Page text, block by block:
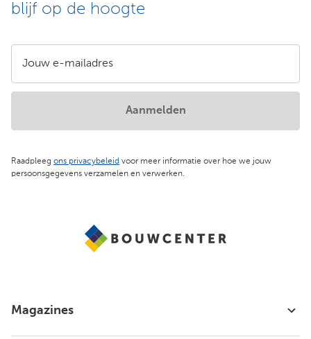
blijf op de hoogte
Jouw e-mailadres
Raadpleeg ons privacybeleid voor meer informatie over hoe we jouw
persoonsgegevens verzamelen en verwerken.
Aanmelden
Magazines